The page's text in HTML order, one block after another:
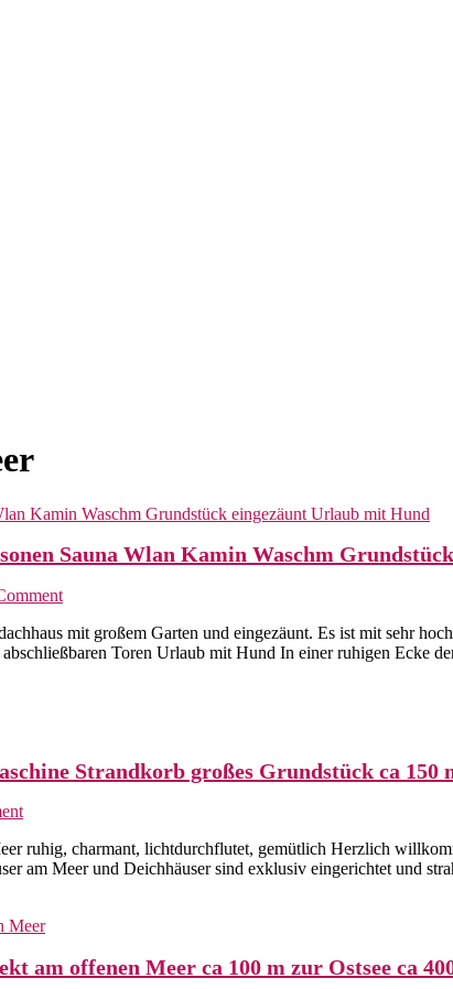
Sauna Wlan Kamin Waschm
on
Bernadette
direkt
Sauna
Grundstück
eingezäunt
mit großem Garten und eingezäunt. Es ist mit sehr
Toren Urlaub mit Hund In einer ruhigen Ecke
Strandkorb großes Grundstück ca 150
on
am
Meer
Kamin
Strandkorb
ruhig, charmant, lichtdurchflutet, gemütlich Herzlich
am Meer und Deichhäuser sind exklusiv eingerichtet und
am offenen Meer ca 100 m zur Ostsee ca